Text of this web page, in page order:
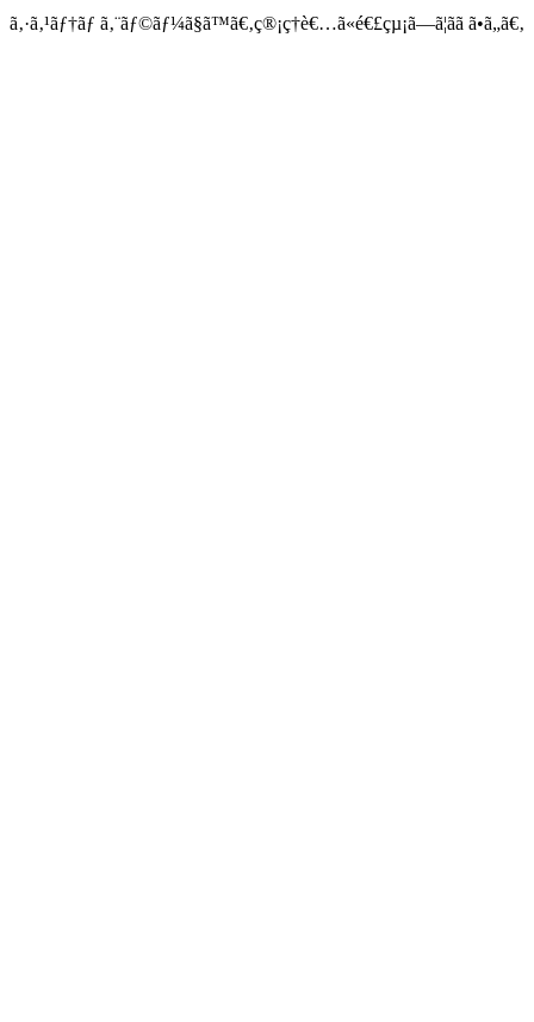
ã‚·ã‚¹ãƒ†ãƒ ã‚¨ãƒ©ãƒ¼ã§ã™ã€‚ç®¡ç†è€…ã«é€£çµ¡ã—ã¦ãã ã•ã„ã€‚